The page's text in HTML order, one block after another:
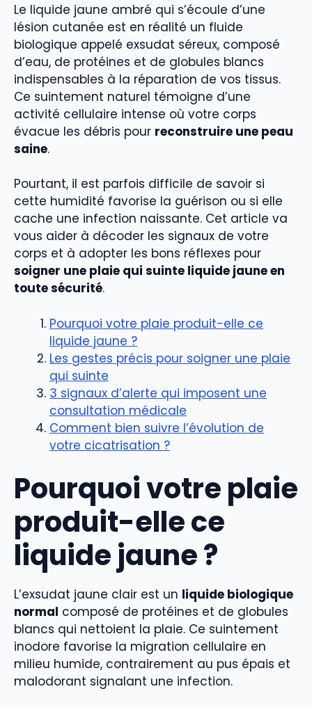
Le liquide jaune ambré qui s’écoule d’une
lésion cutanée est en réalité un fluide
biologique appelé exsudat séreux, composé
d’eau, de protéines et de globules blancs
indispensables à la réparation de vos tissus.
Ce suintement naturel témoigne d’une
activité cellulaire intense où votre corps
évacue les débris pour reconstruire une peau
saine.
Pourtant, il est parfois difficile de savoir si
cette humidité favorise la guérison ou si elle
cache une infection naissante. Cet article va
vous aider à décoder les signaux de votre
corps et à adopter les bons réflexes pour
soigner une plaie qui suinte liquide jaune en
toute sécurité.
Pourquoi votre plaie produit-elle ce
liquide jaune ?
Les gestes précis pour soigner une plaie
qui suinte
3 signaux d’alerte qui imposent une
consultation médicale
Comment bien suivre l’évolution de
votre cicatrisation ?
Pourquoi votre plaie
produit-elle ce
liquide jaune ?
L’exsudat jaune clair est un liquide biologique
normal composé de protéines et de globules
blancs qui nettoient la plaie. Ce suintement
inodore favorise la migration cellulaire en
milieu humide, contrairement au pus épais et
malodorant signalant une infection.